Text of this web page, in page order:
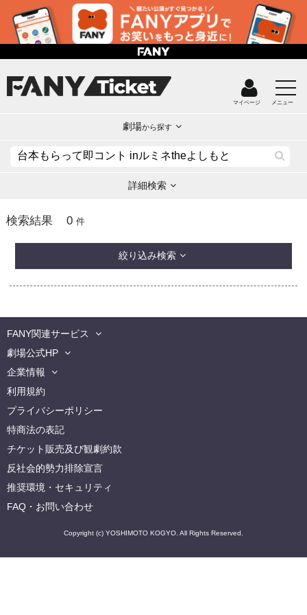
マイページ メニュー
劇場から探す
詳細検索
検索結果 0 件
絞り込み検索
FANY関連サービス
劇場公式HP
企業情報
利用規約
プライバシーポリシー
特商法の表記
チケット販売及び観劇約款
反社会的勢力排除宣言
推奨環境・セキュリティ
FAQ・お問い合わせ
Copyright (c) YOSHIMOTO KOGYO. All Rights Reserved.